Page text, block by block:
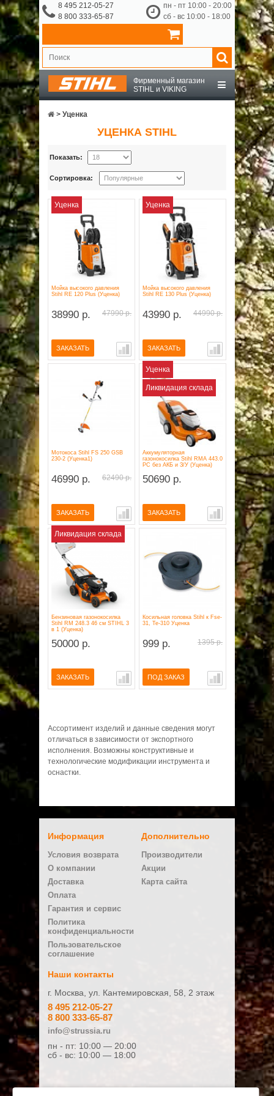
8 495 212-05-27
8 800 333-65-87
пн - пт 10:00 - 20:00
сб - вс 10:00 - 18:00
Фирменный магазин
STIHL и VIKING
STIHL
OCHSENKOPF
ПРИНАДЛЕЖНОСТИ
О КОМПАНИИ
ДОСТАВКА
ОПЛАТА
ПОЛЬЗОВАТЕЛЬСКОЕ СОГЛАШЕНИЕ
КОНТАКТЫ
АКЦИИ
> Уценка
УЦЕНКА STIHL
Сортировка:
Показать:
Уценка
Мойка высокого давления
Stihl RE 120 Plus (Уценка)
38990 р. 47990 р.
ЗАКАЗАТЬ
Уценка
Мойка высокого давления
Stihl RE 130 Plus (Уценка)
43990 р. 44990 р.
ЗАКАЗАТЬ
Мотокоса Stihl FS 250 GSB
230-2 (Уценка1)
46990 р. 62490 р.
ЗАКАЗАТЬ
Уценка
Ликвидация склада
Аккумуляторная
газонокосилка Stihl RMA 443.0
РC без АКБ и З/У (Уценка)
50690 р.
ЗАКАЗАТЬ
Ликвидация склада
Бензиновая газонокосилка
Stihl RM 248.3 46 см STIHL 3
в 1 (Уценка)
50000 р.
ЗАКАЗАТЬ
Косильная головка Stihl к Fse-
31, Те-310 Уценка
999 р. 1395 р.
ПОД ЗАКАЗ
Ассортимент изделий и данные сведения могут
отличаться в зависимости от экспортного
исполнения. Возможны конструктивные и
технологические модификации инструмента и
оснастки.
Информация
Условия возврата
О компании
Доставка
Оплата
Гарантия и сервис
Политика
конфиденциальности
Пользовательское
соглашение
Дополнительно
Производители
Акции
Карта сайта
Наши контакты
г. Москва, ул. Кантемировская, 58, 2 этаж
8 495 212-05-27
8 800 333-65-87
info@strussia.ru
пн - пт: 10:00 — 20:00
сб - вс: 10:00 — 18:00